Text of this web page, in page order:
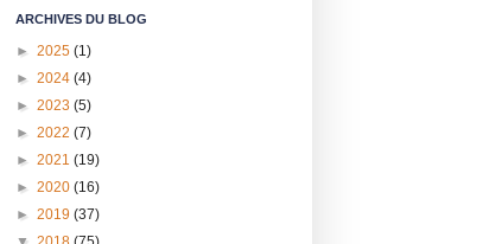
ARCHIVES DU BLOG
► 2025 (1)
► 2024 (4)
► 2023 (5)
► 2022 (7)
► 2021 (19)
► 2020 (16)
► 2019 (37)